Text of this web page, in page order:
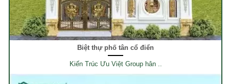
Biệt thự phố tân cổ điển
Kiến Trúc Ưu Việt Group hân ..